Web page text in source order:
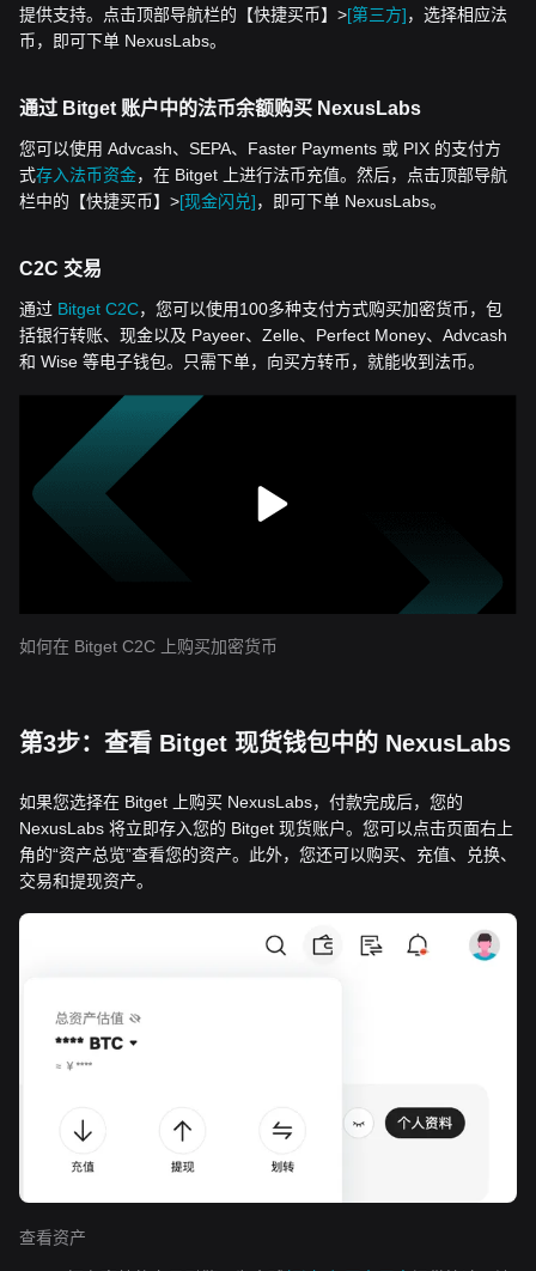
提供支持。点击顶部导航栏的【快捷买币】>[第三方]，选择相应法
币，即可下单 NexusLabs。
通过 Bitget 账户中的法币余额购买 NexusLabs
您可以使用 Advcash、SEPA、Faster Payments 或 PIX 的支付方
式存入法币资金，在 Bitget 上进行法币充值。然后，点击顶部导航
栏中的【快捷买币】>[现金闪兑]，即可下单 NexusLabs。
C2C 交易
通过 Bitget C2C，您可以使用100多种支付方式购买加密货币，包
括银行转账、现金以及 Payeer、Zelle、Perfect Money、Advcash
和 Wise 等电子钱包。只需下单，向买方转币，就能收到法币。
如何在 Bitget C2C 上购买加密货币
第3步：查看 Bitget 现货钱包中的 NexusLabs
如果您选择在 Bitget 上购买 NexusLabs，付款完成后，您的
NexusLabs 将立即存入您的 Bitget 现货账户。您可以点击页面右上
角的“资产总览”查看您的资产。此外，您还可以购买、充值、兑换、
交易和提现资产。
查看资产